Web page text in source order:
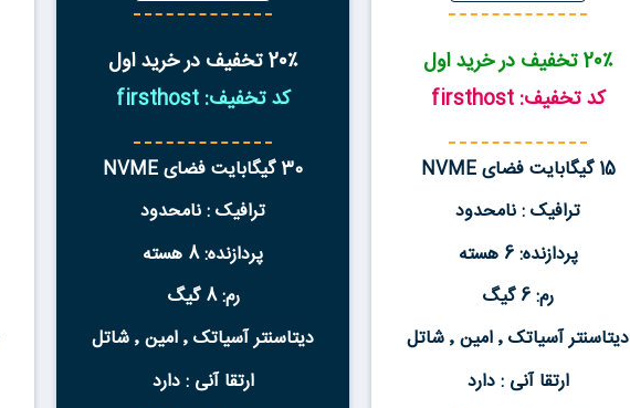
2۰٪ تخفیف در خرید اول
کد تخفیف: firsthost
15 گیگابایت فضای NVME
ترافیک : نامحدود
پردازنده: 6 هسته
رم: 6 گیگ
دیتاسنتر آسیاتک ٬ امین ٬ شاتل
ارتقا آنی : دارد
2۰٪ تخفیف در خرید اول
کد تخفیف: firsthost
30 گیگابایت فضای NVME
ترافیک : نامحدود
پردازنده: 8 هسته
رم: 8 گیگ
دیتاسنتر آسیاتک ٬ امین ٬ شاتل
ارتقا آنی : دارد